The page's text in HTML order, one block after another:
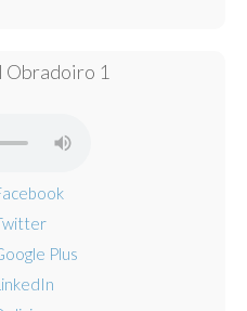
Obradoiro 1